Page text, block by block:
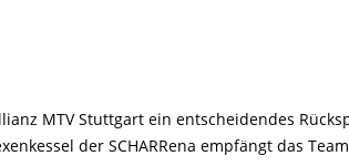
MTV Stuttgart ein entscheidendes
der SCHARRena empfängt das